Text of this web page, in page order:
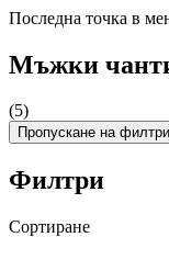
Последна точка в
Мъжки
(5)
Пропускане на
Филтри
Сортиране